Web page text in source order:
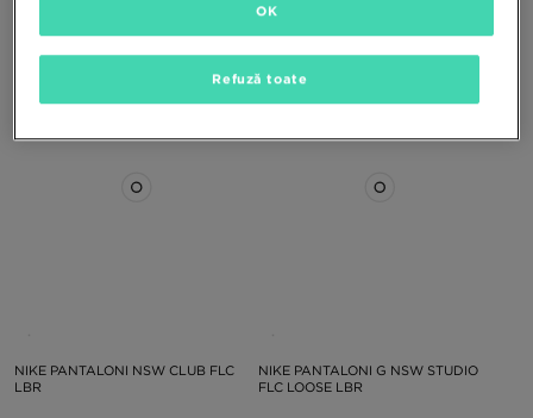
NIKE PANTALONI NSW CLUB FLC
LBR
NIKE PANTALONI G NSW STUDIO
FLC LOOSE LBR
Refuză toate
OK